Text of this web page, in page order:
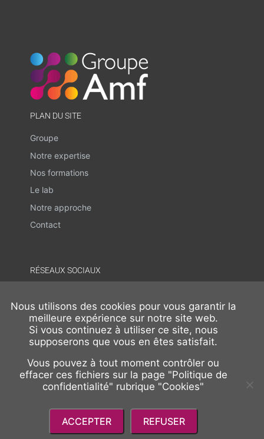
PLAN DU SITE
Groupe
Notre expertise
Nos formations
Le lab
Notre approche
Contact
RÉSEAUX SOCIAUX
France Orientation Conseil
TELECHARGEMENTS
Politique de confidentialité
Nous utilisons des cookies pour vous garantir la
meilleure expérience sur notre site web.
Si vous continuez à utiliser ce site, nous
supposerons que vous en êtes satisfait.
Vous pouvez à tout moment contrôler ou
effacer ces fichiers sur la page "Politique de
confidentialité" rubrique "Cookies"
ACCEPTER REFUSER